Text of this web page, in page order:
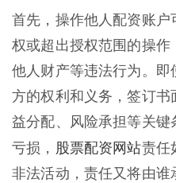
首先，操作他人配资账
权或超出授权范围的操
他人财产等违法行为。即
方的权利和义务，签订
益分配、风险承担等关
亏损， 股票配资网站责任
非法活动，责任又将由